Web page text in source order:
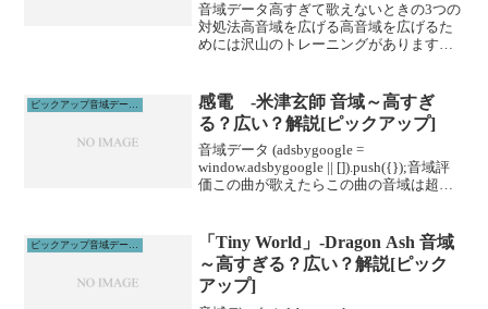
音域データ高すぎて歌えないときの3つの
対処法高音域を広げる高音域を広げるた
めには沢山のトレーニングがあります。
向くよりも下を向いて歌った方が出やす
いです。マイクと首の...
ピックアップ音域データ解説
感電 -米津玄師 音域～高すぎ
る？広い？解説[ピックアップ]
音域データ (adsbygoogle =
window.adsbygoogle || []).push({});音域評
価この曲が歌えたらこの曲の音域は超広
音)&うたいっ...
ピックアップ音域データ解説
「Tiny World」-Dragon Ash 音域
～高すぎる？広い？解説[ピック
アップ]